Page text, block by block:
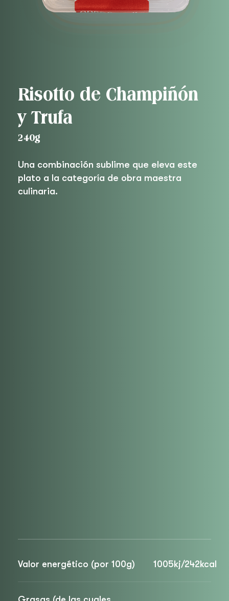
Risotto de Champiñón
y Trufa
240g
Una combinación sublime que eleva este
plato a la categoría de obra maestra
culinaria.
Valor energético (por 100g) 1005kj/242kcal